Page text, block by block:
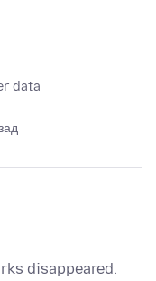
data
disappeared.